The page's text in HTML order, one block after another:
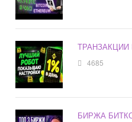
ТРАНЗАКЦИИ
4685
БИРЖА